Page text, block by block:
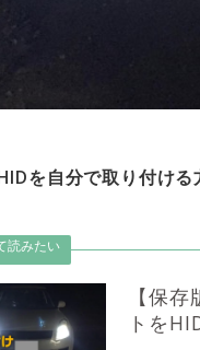
を自分で取り付ける
【保
トを